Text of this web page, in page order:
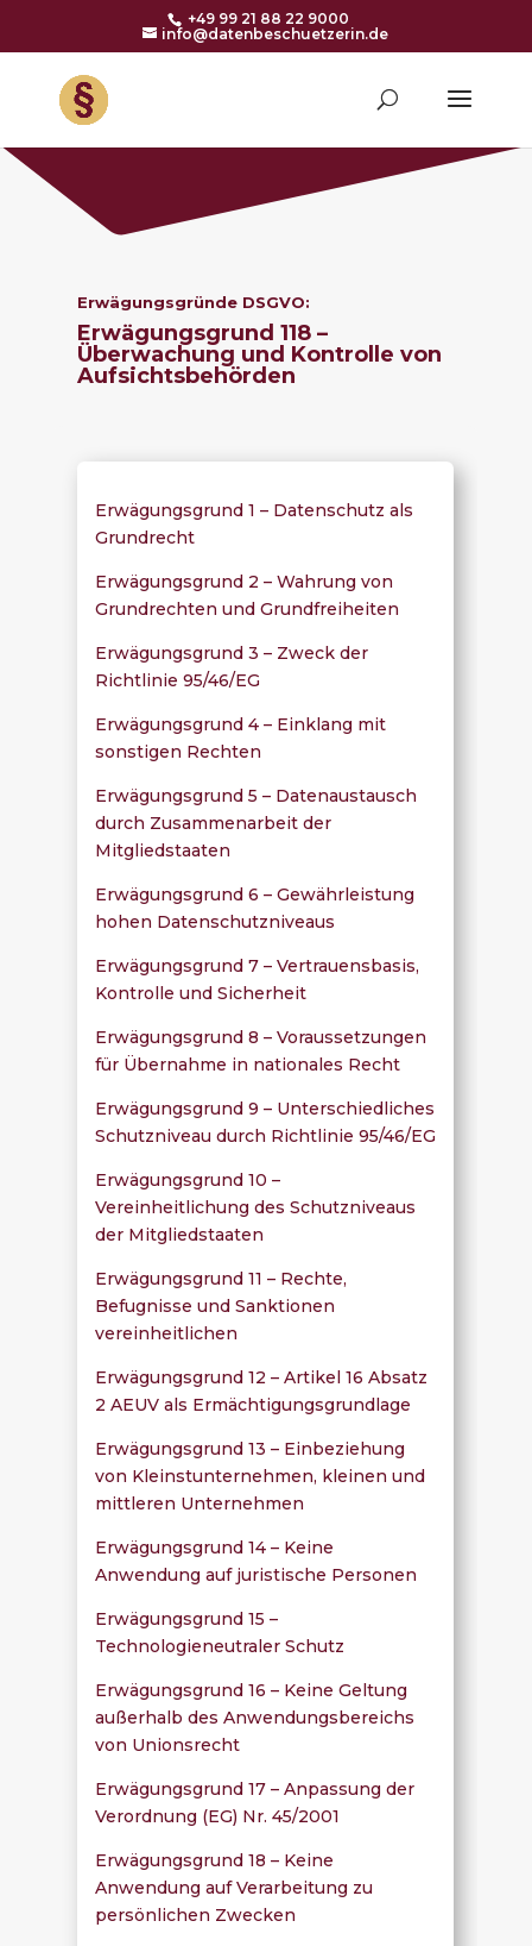
+49 99 21 88 22 9000
info@datenbeschuetzerin.de
Erwägungsgründe DSGVO:
Erwägungsgrund 118 –
Überwachung und Kontrolle von
Aufsichtsbehörden
Erwägungsgrund 1 – Datenschutz als
Grundrecht
Erwägungsgrund 2 – Wahrung von
Grundrechten und Grundfreiheiten
Erwägungsgrund 3 – Zweck der
Richtlinie 95/46/EG
Erwägungsgrund 4 – Einklang mit
sonstigen Rechten
Erwägungsgrund 5 – Datenaustausch
durch Zusammenarbeit der
Mitgliedstaaten
Erwägungsgrund 6 – Gewährleistung
hohen Datenschutzniveaus
Erwägungsgrund 7 – Vertrauensbasis,
Kontrolle und Sicherheit
Erwägungsgrund 8 – Voraussetzungen
für Übernahme in nationales Recht
Erwägungsgrund 9 – Unterschiedliches
Schutzniveau durch Richtlinie 95/46/EG
Erwägungsgrund 10 –
Vereinheitlichung des Schutzniveaus
der Mitgliedstaaten
Erwägungsgrund 11 – Rechte,
Befugnisse und Sanktionen
vereinheitlichen
Erwägungsgrund 12 – Artikel 16 Absatz
2 AEUV als Ermächtigungsgrundlage
Erwägungsgrund 13 – Einbeziehung
von Kleinstunternehmen, kleinen und
mittleren Unternehmen
Erwägungsgrund 14 – Keine
Anwendung auf juristische Personen
Erwägungsgrund 15 –
Technologieneutraler Schutz
Erwägungsgrund 16 – Keine Geltung
außerhalb des Anwendungsbereichs
von Unionsrecht
Erwägungsgrund 17 – Anpassung der
Verordnung (EG) Nr. 45/2001
Erwägungsgrund 18 – Keine
Anwendung auf Verarbeitung zu
persönlichen Zwecken